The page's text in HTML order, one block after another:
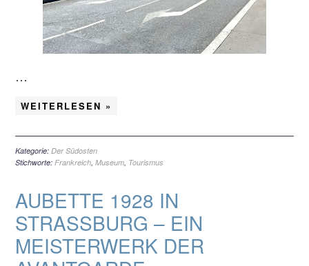
…
WEITERLESEN »
Kategorie:Der Südosten
Stichworte:Frankreich ,Museum Tourismus
AUBETTE 1928 IN
STRASSBURG – EIN M
EISTERWERK DER A